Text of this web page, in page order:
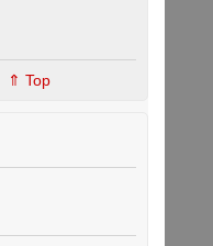
⇑ Top